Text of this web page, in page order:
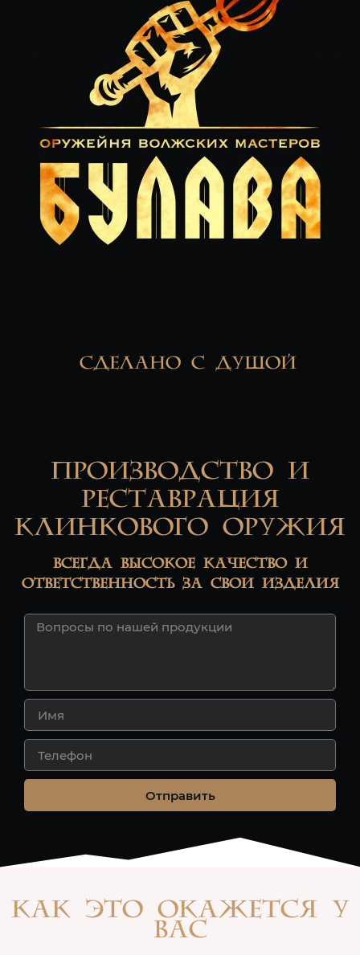
СДЕЛАНО С ДУШОЙ
Производство и
реставрация
клинкового оружия
Всегда высокое качество и
ответственность за своИ ИЗДЕЛИЯ
Отправить
как это окажется у
вас